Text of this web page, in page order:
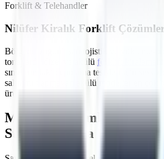
Forklift & Telehandler
Nilüfer Kiralık Forklift
Bölgede yoğunlaşan lojistik ve yükleme-
tonajlarda dizel ve akülü forklift kiralama
sınırlarındaki depolama tesisleri için sessiz
salınımı yapmayan akülü modeller en çok
ürünlerimizdir.
MMO Denetimli ve İş
Standartlarına Uygun Filo